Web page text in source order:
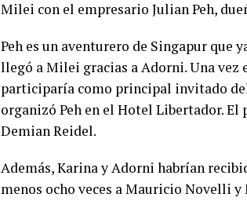
Milei con el empresario Julian Peh,
Peh es un aventurero de Singapur que
llegó a Milei gracias a Adorni. Una
participaría como principal invitado
organizó Peh en el Hotel Libertador.
Demian Reidel.
Además, Karina y Adorni habrían
menos ocho veces a Mauricio Novelli